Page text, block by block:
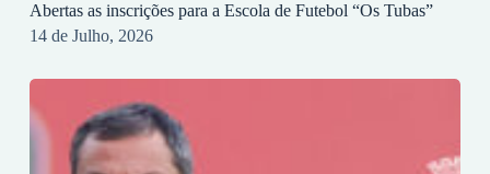
Abertas as inscrições para a Escola de Futebol “Os Tubas”
14 de Julho, 2026